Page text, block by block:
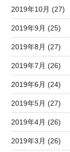
2019年10月 (27)
2019年9月 (25)
2019年8月 (27)
2019年7月 (26)
2019年6月 (24)
2019年5月 (27)
2019年4月 (26)
2019年3月 (26)